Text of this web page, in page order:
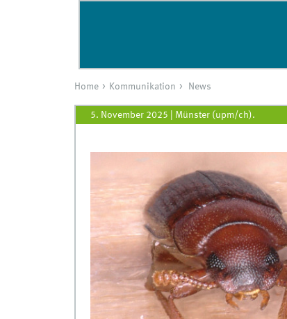
Home Kommunikation News
5. November 2025 Münster (upm/ch).